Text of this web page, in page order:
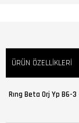
ÜRÜN ÖZELLIKLERI
Rıng Beta Orj Yp B6-